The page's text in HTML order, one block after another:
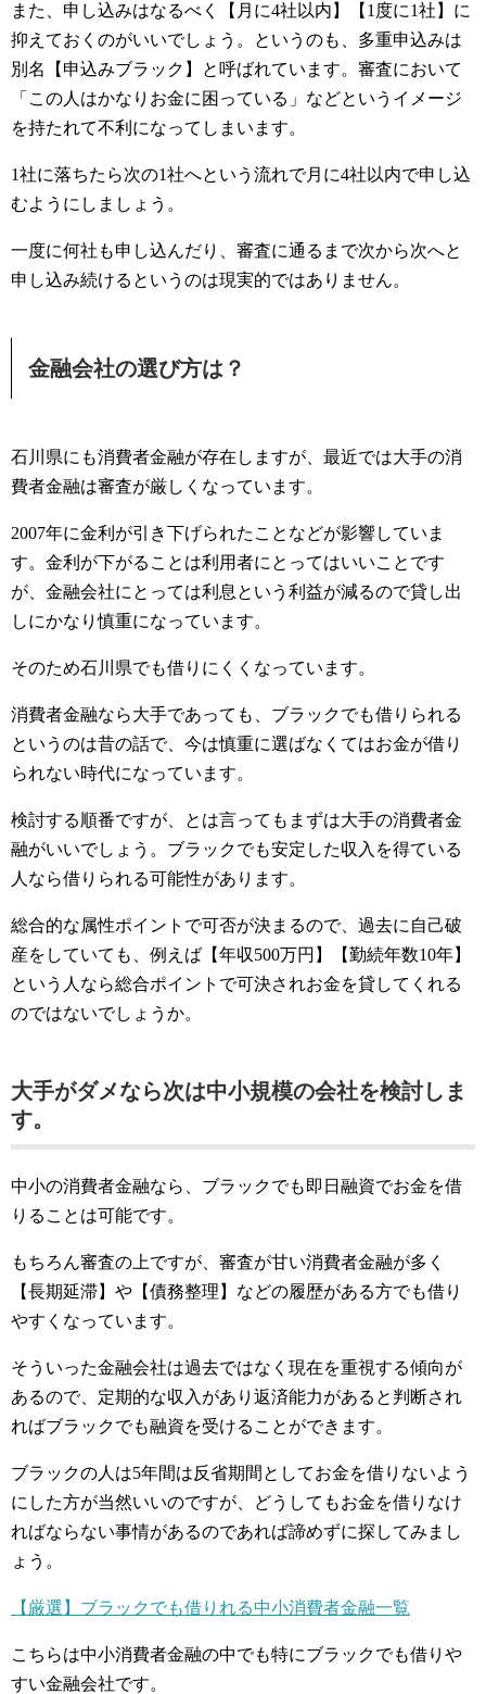
また、申し込みはなるべく【月に4社以内】【1度に1社】に
抑えておくのがいいでしょう。というのも、多重申込みは
別名【申込みブラック】と呼ばれています。審査において
「この人はかなりお金に困っている」などというイメージ
を持たれて不利になってしまいます。
1社に落ちたら次の1社へという流れで月に4社以内で申し込
むようにしましょう。
一度に何社も申し込んだり、審査に通るまで次から次へと
申し込み続けるというのは現実的ではありません。
金融会社の選び方は？
石川県にも消費者金融が存在しますが、最近では大手の消
費者金融は審査が厳しくなっています。
2007年に金利が引き下げられたことなどが影響していま
す。金利が下がることは利用者にとってはいいことです
が、金融会社にとっては利息という利益が減るので貸し出
しにかなり慎重になっています。
そのため石川県でも借りにくくなっています。
消費者金融なら大手であっても、ブラックでも借りられる
というのは昔の話で、今は慎重に選ばなくてはお金が借り
られない時代になっています。
検討する順番ですが、とは言ってもまずは大手の消費者金
融がいいでしょう。ブラックでも安定した収入を得ている
人なら借りられる可能性があります。
総合的な属性ポイントで可否が決まるので、過去に自己破
産をしていても、例えば【年収500万円】【勤続年数10年】
という人なら総合ポイントで可決されお金を貸してくれる
のではないでしょうか。
大手がダメなら次は中小規模の会社を検討しま
す。
中小の消費者金融なら、ブラックでも即日融資でお金を借
りることは可能です。
もちろん審査の上ですが、審査が甘い消費者金融が多く
【長期延滞】や【債務整理】などの履歴がある方でも借り
やすくなっています。
そういった金融会社は過去ではなく現在を重視する傾向が
あるので、定期的な収入があり返済能力があると判断され
ればブラックでも融資を受けることができます。
ブラックの人は5年間は反省期間としてお金を借りないよう
にした方が当然いいのですが、どうしてもお金を借りなけ
ればならない事情があるのであれば諦めずに探してみまし
ょう。
【厳選】ブラックでも借りれる中小消費者金融一覧
こちらは中小消費者金融の中でも特にブラックでも借りや
すい金融会社です。